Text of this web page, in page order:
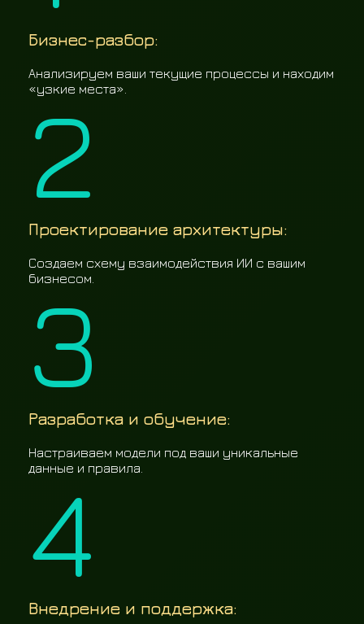
Бизнес-разбор:
Анализируем ваши текущие процессы и находим
«узкие места».
2
Проектирование архитектуры:
Создаем схему взаимодействия ИИ с вашим
бизнесом.
3
Разработка и обучение:
Настраиваем модели под ваши уникальные
данные и правила.
4
Внедрение и поддержка: